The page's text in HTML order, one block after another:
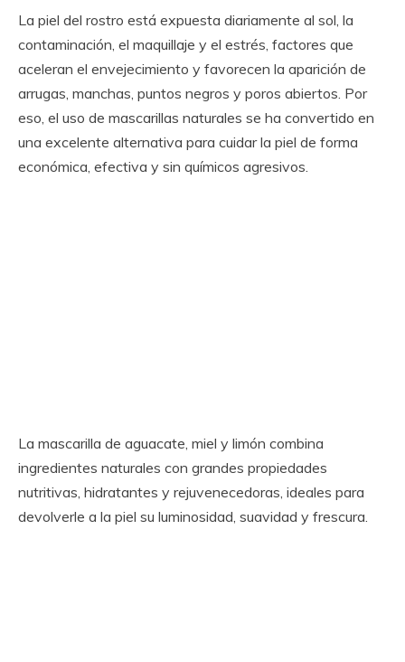
La piel del rostro está expuesta diariamente al sol, la
contaminación, el maquillaje y el estrés, factores que
aceleran el envejecimiento y favorecen la aparición de
arrugas, manchas, puntos negros y poros abiertos. Por
eso, el uso de mascarillas naturales se ha convertido en
una excelente alternativa para cuidar la piel de forma
económica, efectiva y sin químicos agresivos.
La mascarilla de aguacate, miel y limón combina
ingredientes naturales con grandes propiedades
nutritivas, hidratantes y rejuvenecedoras, ideales para
devolverle a la piel su luminosidad, suavidad y frescura.